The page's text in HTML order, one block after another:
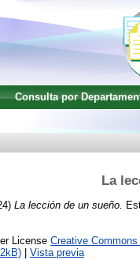
Consulta por
La
La lección de un sueño.
License Creative
Vista previa